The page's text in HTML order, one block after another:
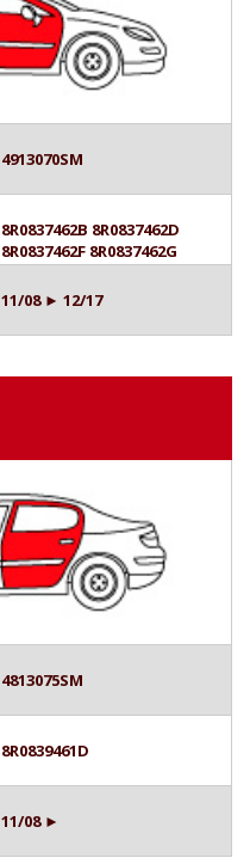
4913070SM
8R0837462B 8R0837462D
8R0837462F 8R0837462G
11/08 ► 12/17
4813075SM
8R0839461D
11/08 ►